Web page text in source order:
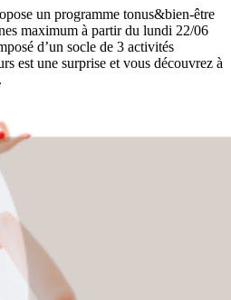
un programme tonus&bien-être
maximum à partir du lundi 22/06
d’un socle de 3 activités
est une surprise et vous découvrez à